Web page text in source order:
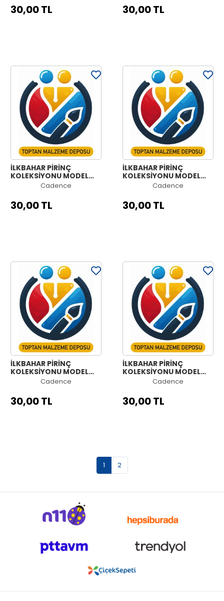
30,00 TL 30,00 TL
İLKBAHAR PİRİNÇ
KOLEKSİYONU MODEL
Cadence
30,00 TL
İLKBAHAR PİRİNÇ
KOLEKSİYONU MODEL
Cadence
30,00 TL
İLKBAHAR PİRİNÇ
KOLEKSİYONU MODEL
Cadence
30,00 TL
İLKBAHAR PİRİNÇ
KOLEKSİYONU MODEL
Cadence
30,00 TL
1 2